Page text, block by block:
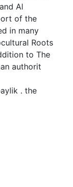
Al
of the
in many
Roots
to The
authorit
. the